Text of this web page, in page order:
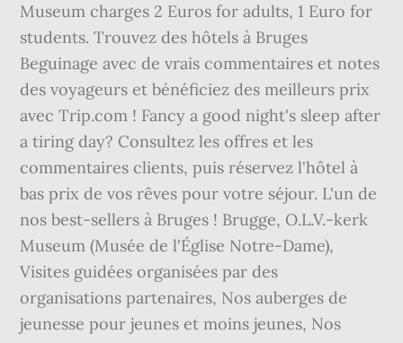
Museum charges 2 Euros for adults, 1 Euro for
students. Trouvez des hôtels à Bruges
Beguinage avec de vrais commentaires et notes
des voyageurs et bénéficiez des meilleurs prix
avec Trip.com ! Fancy a good night's sleep after
a tiring day? Consultez les offres et les
commentaires clients, puis réservez l'hôtel à
bas prix de vos rêves pour votre séjour. L'un de
nos best-sellers à Bruges ! Brugge, O.L.V.-kerk
Museum (Musée de l'Église Notre-Dame),
Visites guidées organisées par des
organisations partenaires, Nos auberges de
jeunesse pour jeunes et moins jeunes, Nos